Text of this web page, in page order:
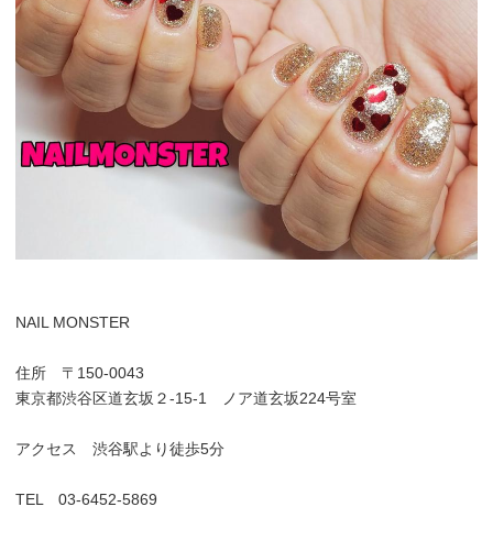
NAIL MONSTER
住所 〒150-0043
東京都渋谷区道玄坂２-15-1 ノア道玄坂224号室
アクセス 渋谷駅より徒歩5分
TEL 03-6452-5869